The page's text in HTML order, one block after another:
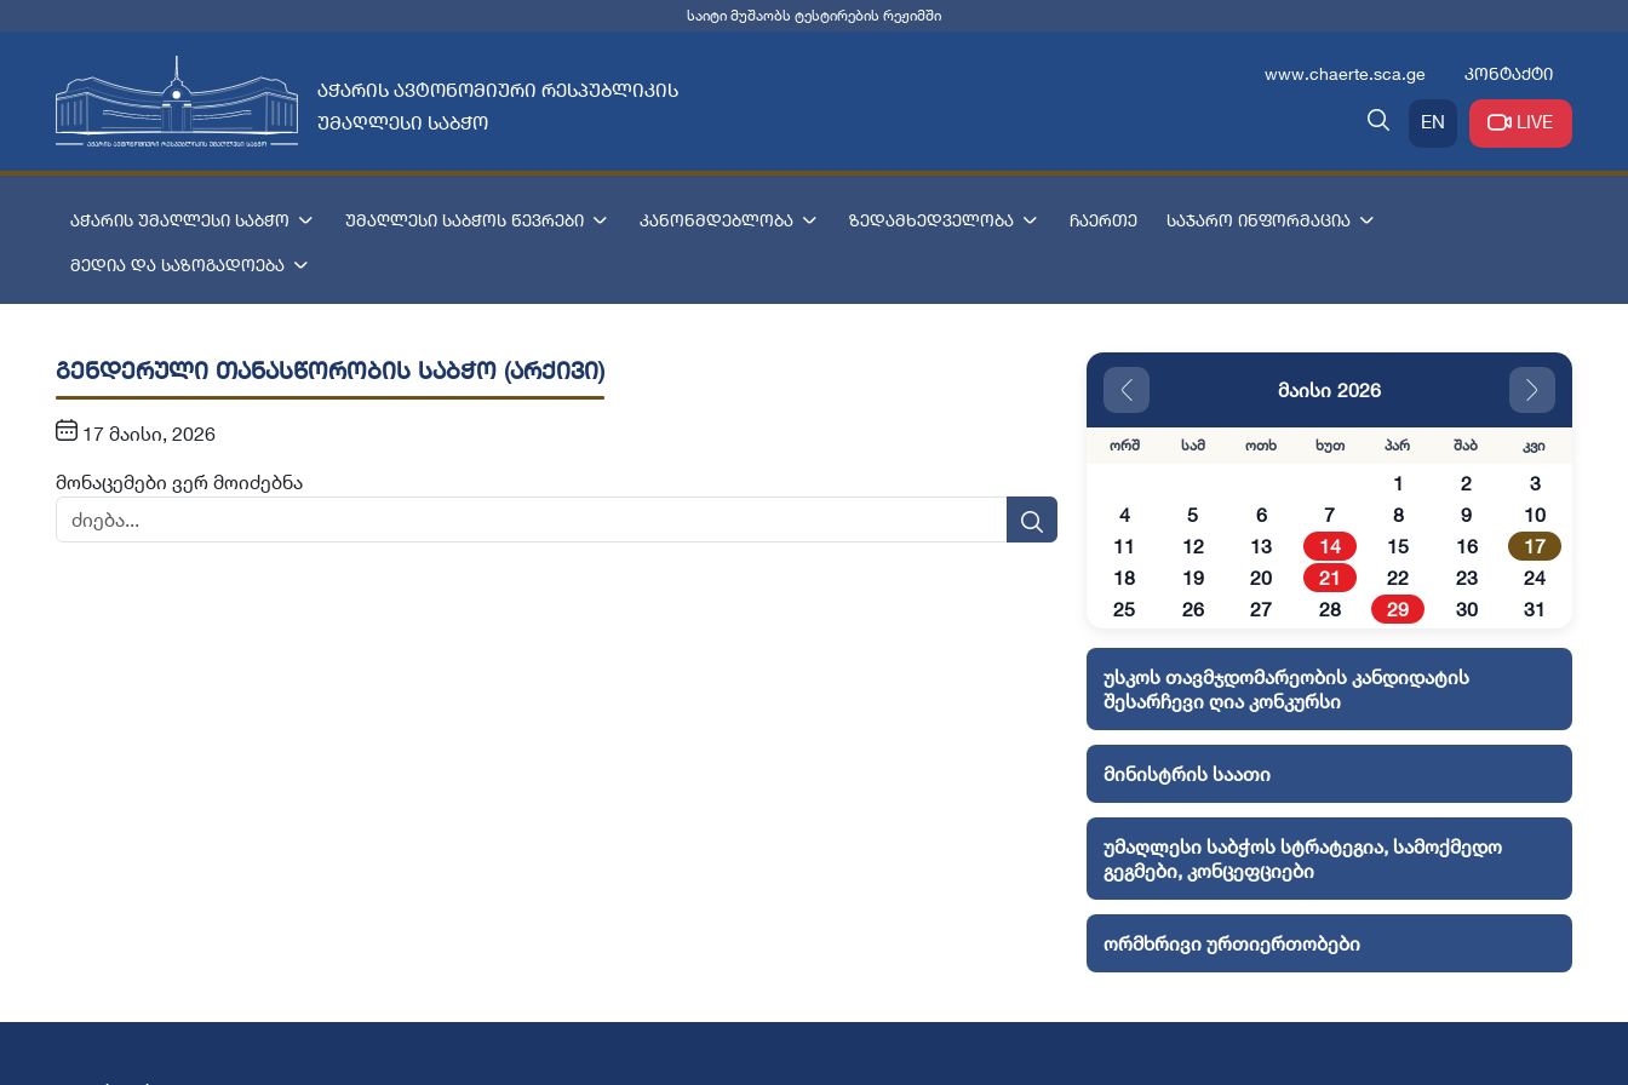
საიტი მუშაობს ტესტირების რეჟიმში
აჭარის ავტონომიური რესპუბლიკის
უმაღლესი საბჭო
www.chaerte.sca.ge კონტაქტი
EN LIVE
აჭარის უმაღლესი საბჭო უმაღლესი საბჭოს წევრები კანონმდებლობა ზედამხედველობა ჩაერთე საჯარო ინფორმაცია
მედია და საზოგადოება
გენდერული თანასწორობის საბჭო (არქივი)
17 მაისი, 2026
მონაცემები ვერ მოიძებნა
მაისი 2026
ორშ სამ ოთხ ხუთ პარ შაბ კვი
1 2
3
4
5 6 7 8 9
10
11
12 13 14 15 16
17
18
19 20 21 22 23
24
25
26 27 28 29 30 31
უსკოს თავმჯდომარეობის კანდიდატის
შესარჩევი ღია კონკურსი
მინისტრის საათი
უმაღლესი საბჭოს სტრატეგია, სამოქმედო
გეგმები, კონცეფციები
ორმხრივი ურთიერთობები